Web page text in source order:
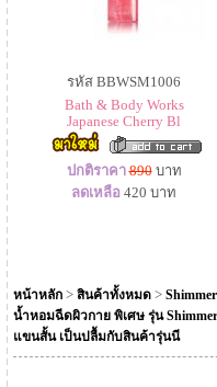
รหัส BBWSM1006
Bath & Body Works
Japanese Cherry Bl
ปกติราคา 890บาท
ลดเหลือ 420 บาท
หน้าหลัก > สินค้าทั้งหมด >
น้ำหอมฉีดผิวกาย พิเศษ รุ่น
แขนสั้น เป็นปลื้มกับสินค้ารุ่นนี